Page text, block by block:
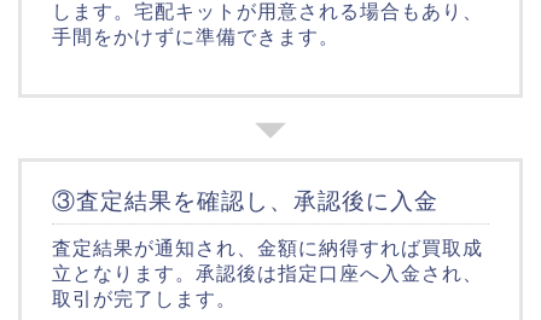
します。宅配キットが用意される場合もあり、
手間をかけずに準備できます。
③査定結果を確認し、承認後に入金
査定結果が通知され、金額に納得すれば買取成
立となります。承認後は指定口座へ入金され、
取引が完了します。